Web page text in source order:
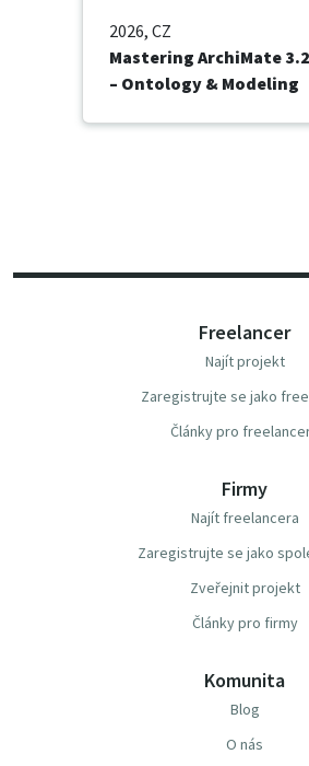
2026, CZ
Mastering ArchiMate
– Ontology & Modeling
Freelancer
Najít projekt
Zaregistrujte se jako
Články pro
Firmy
Najít freelancera
Zaregistrujte se jako
Zveřejnit projekt
Články pro firmy
Komunita
Blog
O nás